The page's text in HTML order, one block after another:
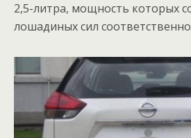
2,5-литра, мощность которых
лошадиных сил